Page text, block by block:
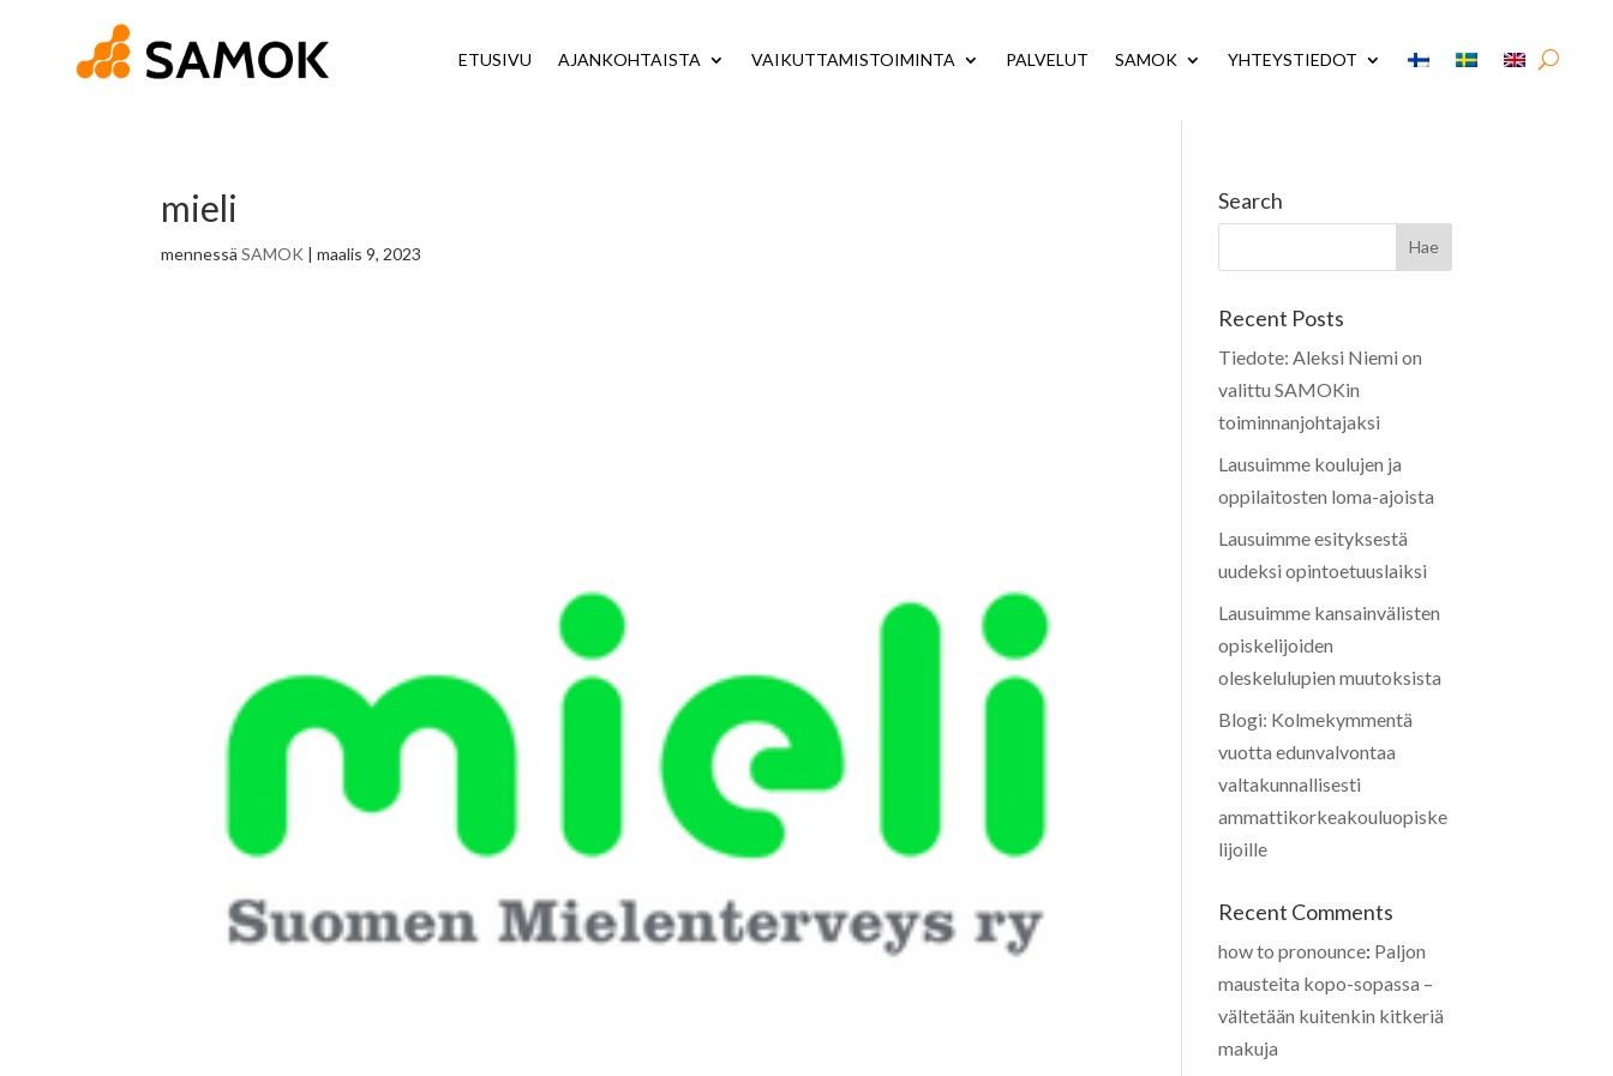
ETUSIVU AJANKOHTAISTA VAIKUTTAMISTOIMINTA PALVELUT SAMOK YHTEYSTIEDOT
mieli
mennessäSAMOK |maalis 9, 2023
Search
Recent Posts
Tiedote: Aleksi Niemi on
valittu SAMOKin
toiminnanjohtajaksi
Lausuimme koulujen ja
oppilaitosten loma-ajoista
Lausuimme esityksestä
uudeksi opintoetuuslaiksi
Lausuimme kansainvälisten
opiskelijoiden
oleskelulupien muutoksista
Blogi: Kolmekymmentä
vuotta edunvalvontaa
valtakunnallisesti
ammattikorkeakouluopiske
lijoille
Recent Comments
how to pronounce: Paljon
mausteita kopo-sopassa –
vältetään kuitenkin kitkeriä
makuja